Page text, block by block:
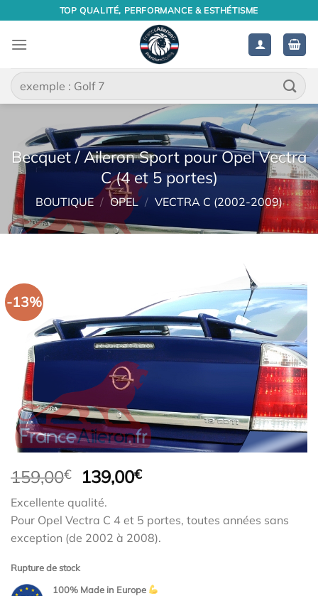
contenu
TOP QUALITÉ, PERFORMANCE & ESTHÉTISME
Recherche
pour :
Becquet / Aileron Sport pour Opel Vectra
C (4 et 5 portes)
BOUTIQUE / OPEL / VECTRA C (2002-2009)
-13%
159,00€
Le
prix
initial
était :
159,00€.
139,00€Le
actuel
est :
139,00€.
Excellente qualité.
Pour Opel Vectra C 4 et 5 portes, toutes années sans
exception (de 2002 à 2008).
Rupture de stock
100% Made in Europe